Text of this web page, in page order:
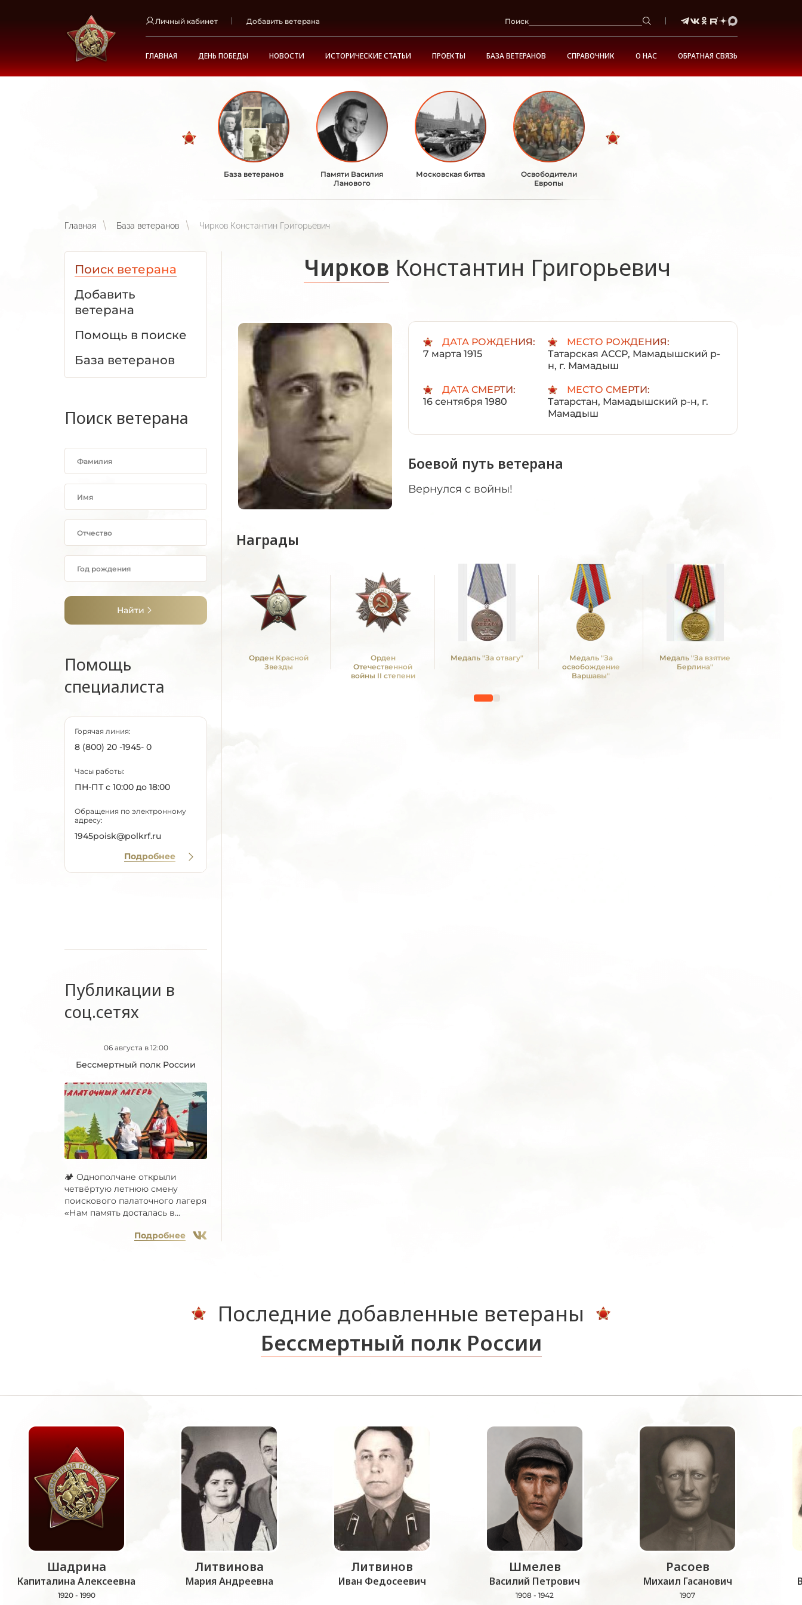
Личный кабинет Добавить ветерана Поиск
ГЛАВНАЯ ДЕНЬ ПОБЕДЫ НОВОСТИ ИСТОРИЧЕСКИЕ СТАТЬИ ПРОЕКТЫ БАЗА ВЕТЕРАНОВ СПРАВОЧНИК О НАС ОБРАТНАЯ СВЯЗЬ
База ветеранов
Памяти Василия
Ланового
Московская битва
Освободители
Европы
Главная База ветеранов Чирков Константин Григорьевич
Поиск ветерана
Добавить
ветерана
Помощь в поиске
База ветеранов
Поиск ветерана
Найти
Помощь
специалиста
Горячая линия:
8 (800) 20 -1945- 0
Часы работы:
ПН-ПТ с 10:00 до 18:00
Обращения по электронному
адресу:
1945poisk@polkrf.ru
Подробнее
Публикации в
соц.сетях
06 августа в 12:00
Бессмертный полк России
🏕 Однополчане открыли
четвёртую летнюю смену
поискового палаточного лагеря
«Нам память досталась в...
Подробнее
Чирков Константин Григорьевич
ДАТА РОЖДЕНИЯ:
7 марта 1915
МЕСТО РОЖДЕНИЯ:
Татарская АССР, Мамадышский р-
н, г. Мамадыш
ДАТА СМЕРТИ:
16 сентября 1980
МЕСТО СМЕРТИ:
Татарстан, Мамадышский р-н, г.
Мамадыш
Боевой путь ветерана
Вернулся с войны!
Награды
Орден Красной
Звезды
Орден
Отечественной
войны II степени
Медаль "За отвагу"
Медаль "За
освобождение
Варшавы"
Медаль "За взятие
Берлина"
Последние добавленные ветераны
Бессмертный полк России
Шадрина
Капиталина Алексеевна
1920 - 1990
Литвинова
Мария Андреевна
Литвинов
Иван Федосеевич
Шмелев
Василий Петрович
1908 - 1942
Расоев
Михаил Гасанович
1907